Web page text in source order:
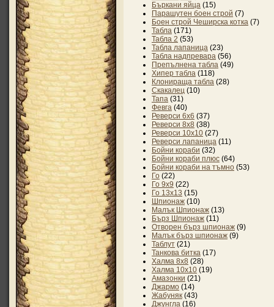
Бъркани яйца (15)
Парашутен боен строй (7)
Боен строй Чеширска котка (7)
Табла (171)
Табла 2 (53)
Табла лапаница (23)
Табла надпревара (56)
Препълнена табла (49)
Хипер табла (118)
Клонираща табла (28)
Скакалец (10)
Тапа (31)
Февга (40)
Реверси 6х6 (37)
Реверси 8х8 (38)
Реверси 10х10 (27)
Реверси лапаница (11)
Бойни кораби (32)
Бойни кораби плюс (64)
Бойни кораби на тъмно (53)
Го (22)
Го 9x9 (22)
Го 13x13 (15)
Шпионаж (10)
Малък Шпионаж (13)
Бърз Шпионаж (11)
Отворен бърз шпионаж (9)
Малък бърз шпионаж (9)
Таблут (21)
Танкова битка (17)
Халма 8х8 (28)
Халма 10х10 (19)
Амазонки (21)
Джармо (14)
Жабуняк (43)
Джунгла (16)